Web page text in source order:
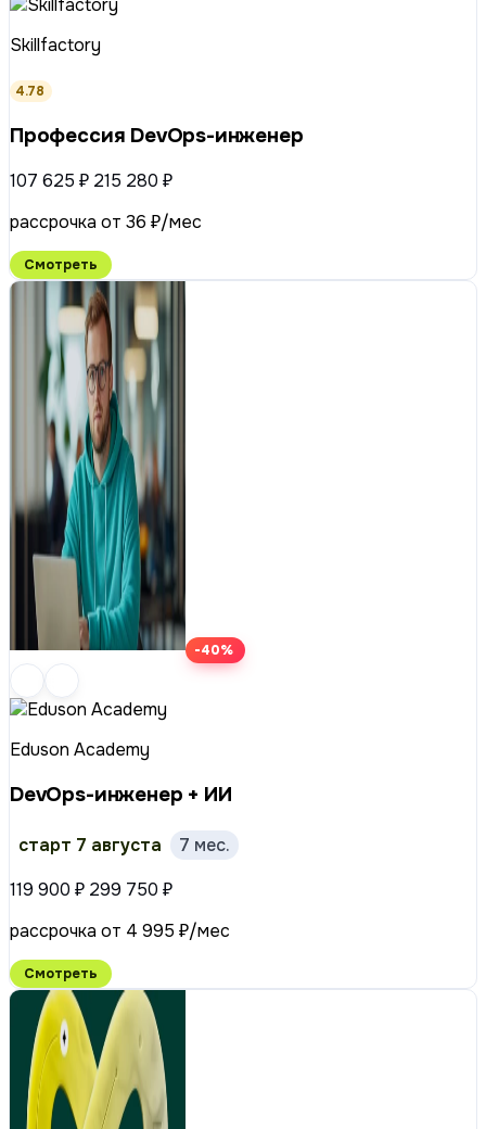
Skillfactory
4.78
Профессия DevOps-инженер
107 625 ₽ 215 280 ₽
рассрочка от 36 ₽/мес
Смотреть
-40%
Eduson Academy
DevOps-инженер + ИИ
старт 7 августа
7 мес.
119 900 ₽ 299 750 ₽
рассрочка от 4 995 ₽/мес
Смотреть